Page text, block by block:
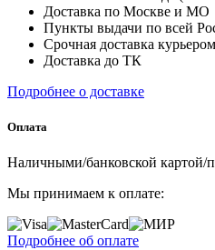
Доставка по Москве и МО
Пункты выдачи по всей
Срочная доставка курьером
Доставка до ТК
Подробнее о доставке
Оплата
Наличными/банковской картой/
Мы принимаем к оплате:
Подробнее об оплате